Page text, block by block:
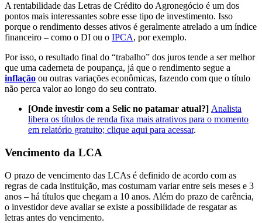
A rentabilidade das Letras de Crédito do Agronegócio é um dos
pontos mais interessantes sobre esse tipo de investimento. Isso
porque o rendimento desses ativos é geralmente atrelado a um índice
financeiro – como o DI ou o IPCA, por exemplo.
Por isso, o resultado final do “trabalho” dos juros tende a ser melhor
que uma caderneta de poupança, já que o rendimento segue a
inflação ou outras variações econômicas, fazendo com que o título
não perca valor ao longo do seu contrato.
[Onde investir com a Selic no patamar atual?] Analista
libera os títulos de renda fixa mais atrativos para o momento
em relatório gratuito; clique aqui para acessar.
Vencimento da LCA
O prazo de vencimento das LCAs é definido de acordo com as
regras de cada instituição, mas costumam variar entre seis meses e 3
anos – há títulos que chegam a 10 anos. Além do prazo de carência,
o investidor deve avaliar se existe a possibilidade de resgatar as
letras antes do vencimento.